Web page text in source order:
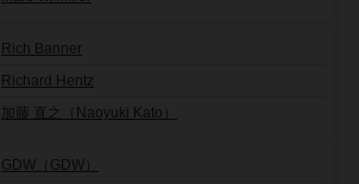
Rich Banner
Richard Hentz
加藤 直之（Naoyuki Kato）
GDW（GDW）